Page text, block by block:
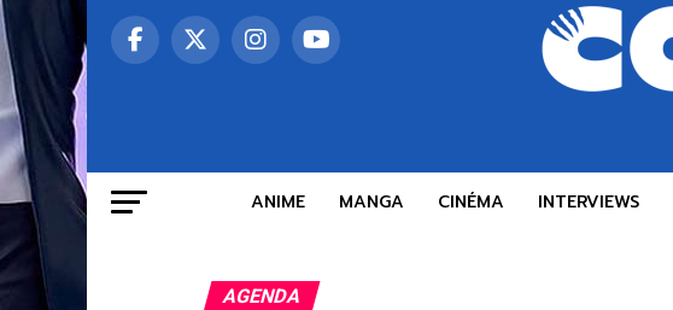
ANIME MANGA CINÉMA INTERVIEWS
AGENDA